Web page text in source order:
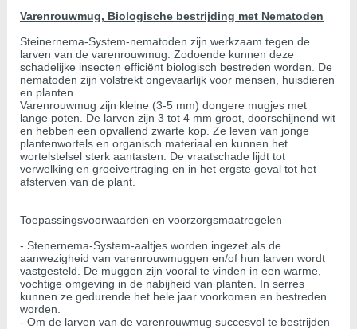
Varenrouwmug, Biologische bestrijding met Nematoden
Steinernema-System-nematoden zijn werkzaam tegen de
larven van de varenrouwmug. Zodoende kunnen deze
schadelijke insecten efficiënt biologisch bestreden worden. De
nematoden zijn volstrekt ongevaarlijk voor mensen, huisdieren
en planten.
Varenrouwmug zijn kleine (3-5 mm) dongere mugjes met
lange poten. De larven zijn 3 tot 4 mm groot, doorschijnend wit
en hebben een opvallend zwarte kop. Ze leven van jonge
plantenwortels en organisch materiaal en kunnen het
wortelstelsel sterk aantasten. De vraatschade lijdt tot
verwelking en groeivertraging en in het ergste geval tot het
afsterven van de plant.
Toepassingsvoorwaarden en voorzorgsmaatregelen
- Stenernema-System-aaltjes worden ingezet als de
aanwezigheid van varenrouwmuggen en/of hun larven wordt
vastgesteld. De muggen zijn vooral te vinden in een warme,
vochtige omgeving in de nabijheid van planten. In serres
kunnen ze gedurende het hele jaar voorkomen en bestreden
worden.
- Om de larven van de varenrouwmug succesvol te bestrijden